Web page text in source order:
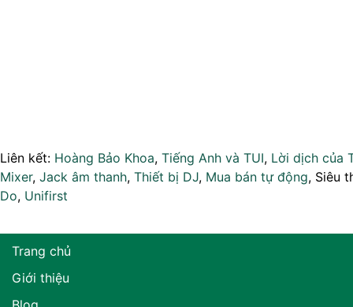
Liên kết: Hoàng Bảo Khoa, Tiếng Anh và TUI, Lời dịch của
Mixer, Jack âm thanh, Thiết bị DJ, Mua bán tự động, Siêu
Do, Unifirst
Trang chủ
Giới thiệu